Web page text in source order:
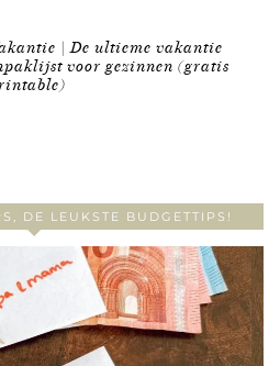
| De ultieme vakantie
voor gezinnen (gratis
DE LEUKSTE BUDGETTIPS!